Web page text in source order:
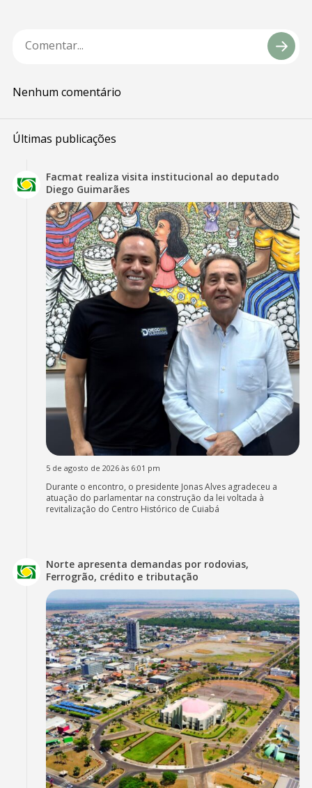
Nenhum comentário
Últimas publicações
Facmat realiza visita institucional ao deputado
Diego Guimarães
5 de agosto de 2026 às 6:01 pm
Durante o encontro, o presidente Jonas Alves agradeceu a
atuação do parlamentar na construção da lei voltada à
revitalização do Centro Histórico de Cuiabá
Norte apresenta demandas por rodovias,
Ferrogrão, crédito e tributação